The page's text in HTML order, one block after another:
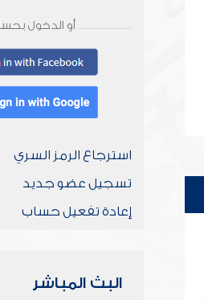
أو الدخول
استرجاع الرمز السري
تسجيل عضو جديد
إعادة تفعيل حساب
البث المباشر